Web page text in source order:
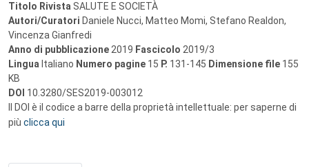
Titolo Rivista SALUTE E SOCIETÀ
Autori/Curatori Daniele Nucci, Matteo Momi, Stefano Realdon,
Vincenza Gianfredi
Anno di pubblicazione 2019 Fascicolo 2019/3
Lingua Italiano Numero pagine 15 P. 131-145 Dimensione file 155
KB
DOI 10.3280/SES2019-003012
Il DOI è il codice a barre della proprietà intellettuale: per saperne di
più clicca qui